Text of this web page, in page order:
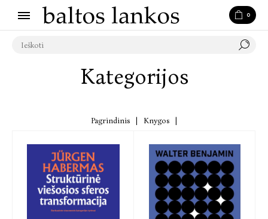
0
Kategorijos
Pagrindinis Knygos